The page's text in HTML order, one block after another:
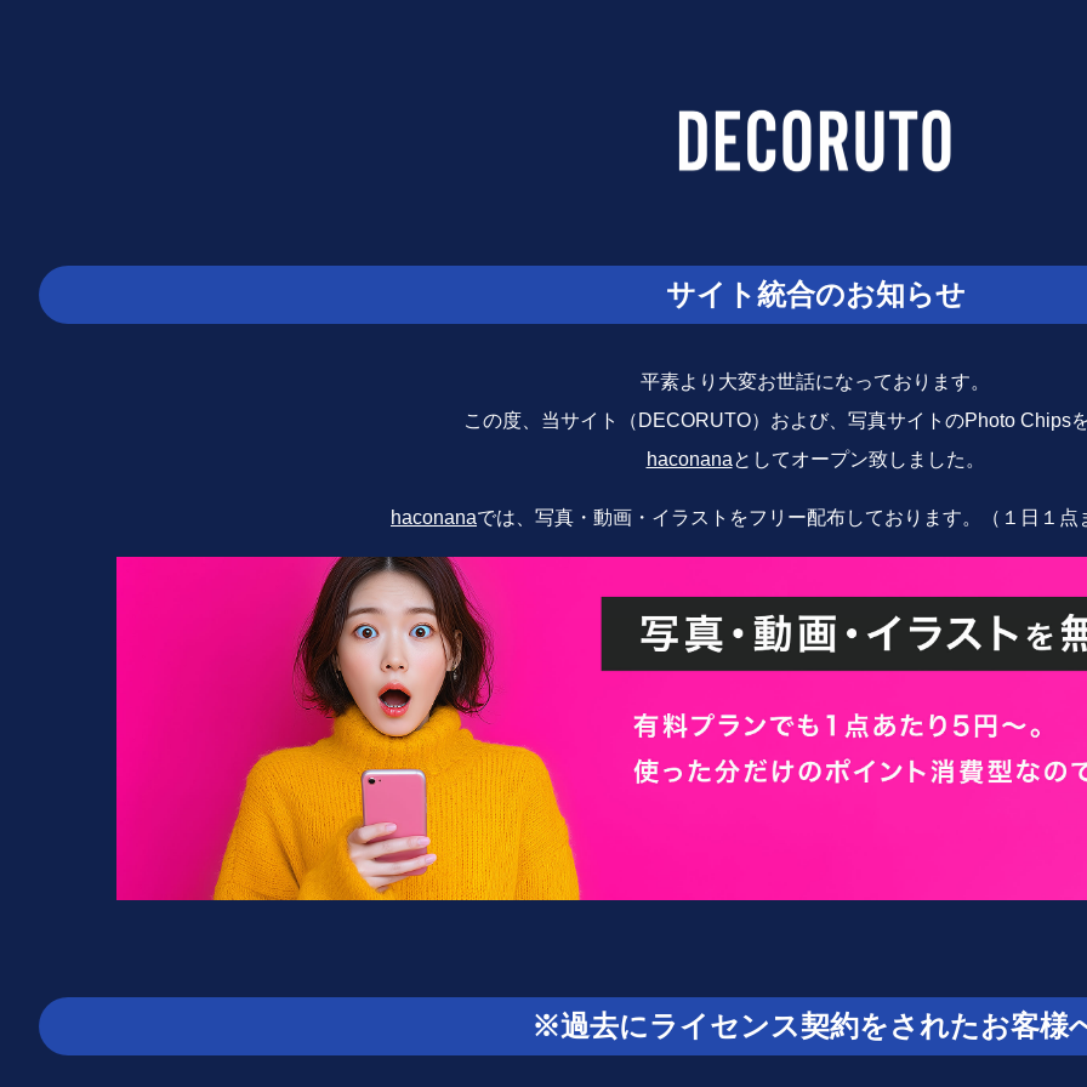
サイト統合のお知らせ
平素より大変お世話になっております。
この度、当サイト（DECORUTO）および、写真サイトのPhoto Chips
haconanaとしてオープン致しました。
haconanaでは、写真・動画・イラストをフリー配布しております。（１日１点
※過去にライセンス契約をされたお客様